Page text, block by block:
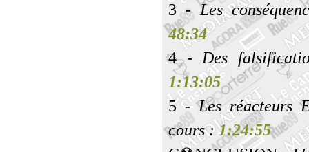
3 - Les
48:34
4- Des
1:13:05
5- Les réacteurs
cours :1:24:55